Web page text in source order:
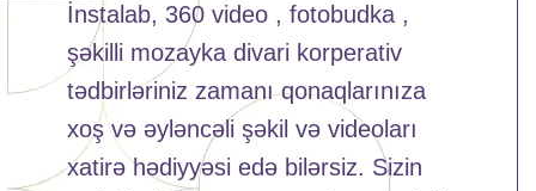
İnstalab, 360 video , fotobudka ,
şəkilli mozayka divari korperativ
tədbirləriniz zamanı qonaqlarınıza
xoş və əyləncəli şəkil və videoları
xatirə hədiyyəsi edə bilərsiz. Sizin